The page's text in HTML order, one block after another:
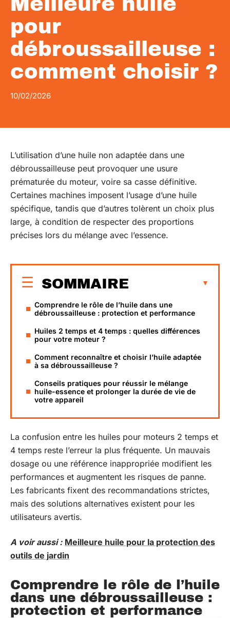
pour
débroussailleuse :
comment choisir ?
10/02/2026
L’utilisation d’une huile non adaptée dans une
débroussailleuse peut provoquer une usure
prématurée du moteur, voire sa casse définitive.
Certaines machines imposent l’usage d’une huile
spécifique, tandis que d’autres tolèrent un choix plus
large, à condition de respecter des proportions
précises lors du mélange avec l’essence.
SOMMAIRE
Comprendre le rôle de l’huile dans une
débroussailleuse : protection et performance
Huiles 2 temps et 4 temps : quelles différences
pour votre moteur ?
Comment reconnaître et choisir l’huile adaptée
à sa débroussailleuse ?
Conseils pratiques pour réussir le mélange
huile-essence et prolonger la durée de vie de
votre appareil
La confusion entre les huiles pour moteurs 2 temps et
4 temps reste l’erreur la plus fréquente. Un mauvais
dosage ou une référence inappropriée modifient les
performances et augmentent les risques de panne.
Les fabricants fixent des recommandations strictes,
mais des solutions alternatives existent pour les
utilisateurs avertis.
A voir aussi : Meilleure huile pour la protection des
outils de jardin
Comprendre le rôle de l’huile
dans une débroussailleuse :
protection et performance